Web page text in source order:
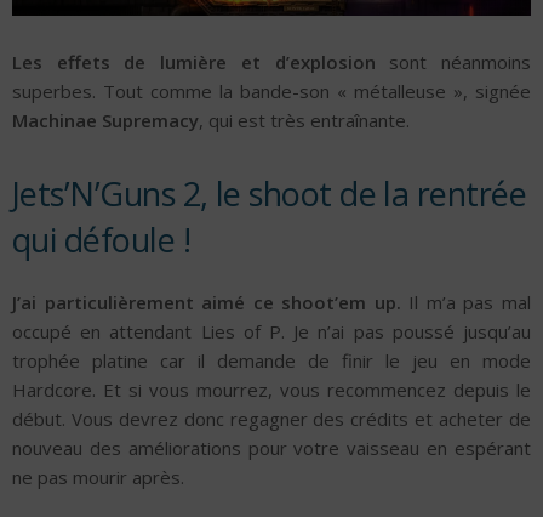
Les effets de lumière et d’explosion sont néanmoins
superbes. Tout comme la bande-son « métalleuse », signée
Machinae Supremacy, qui est très entraînante.
Jets’N’Guns 2, le shoot de la rentrée
qui défoule !
J’ai particulièrement aimé ce shoot’em up. Il m’a pas mal
occupé en attendant Lies of P. Je n’ai pas poussé jusqu’au
trophée platine car il demande de finir le jeu en mode
Hardcore. Et si vous mourrez, vous recommencez depuis le
début. Vous devrez donc regagner des crédits et acheter de
nouveau des améliorations pour votre vaisseau en espérant
ne pas mourir après.